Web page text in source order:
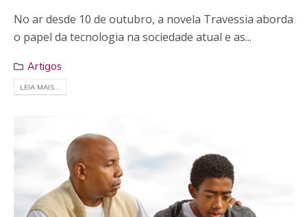
No ar desde 10 de outubro, a novela Travessia aborda
o papel da tecnologia na sociedade atual e as...
Artigos
LEIA MAIS...